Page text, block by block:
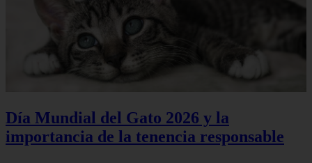
Día Mundial del Gato 2026 y la
importancia de la tenencia responsable